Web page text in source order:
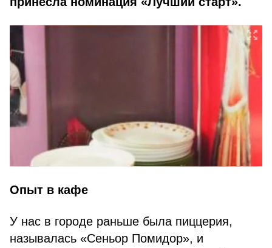
Опыт в кафе
У нас в городе раньше была пиццерия,
называлась «Сеньор Помидор», и